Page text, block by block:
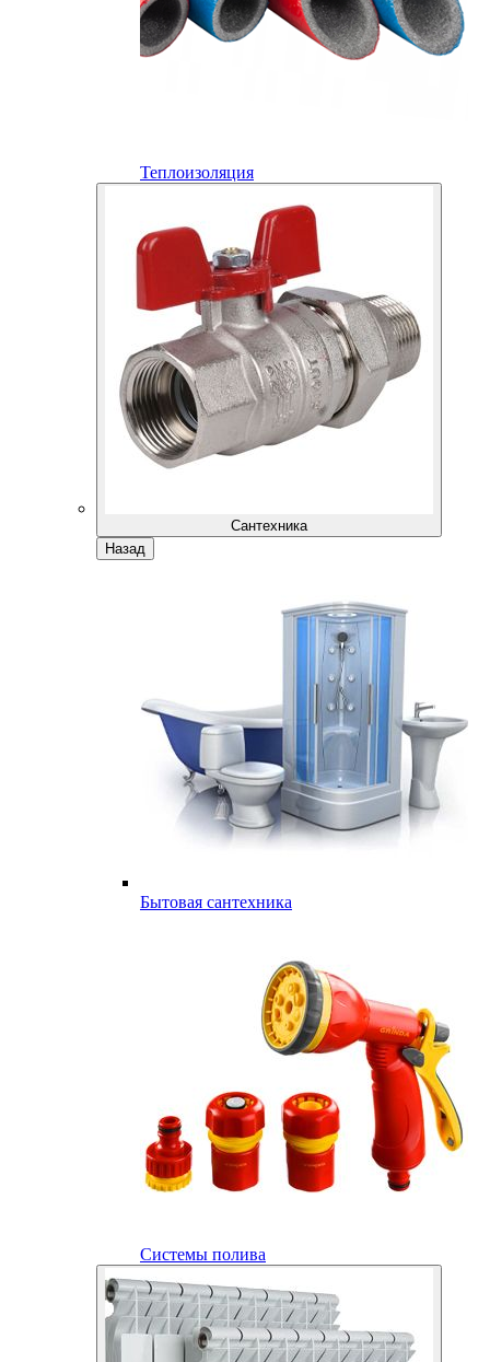
Теплоизоляция
Сантехника
Назад
Бытовая сантехника
Системы полива